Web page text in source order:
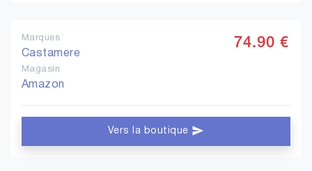
Marques
Castamere
Magasin
Amazon
74.90 €
Vers la boutique